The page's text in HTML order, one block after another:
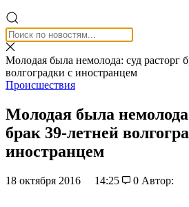
Молодая была немолода: суд расторг
волгоградки с иностранцем
Происшествия
Молодая была
брак 39-летней
иностранцем
18 октября 2016 14:25 0 Автор: